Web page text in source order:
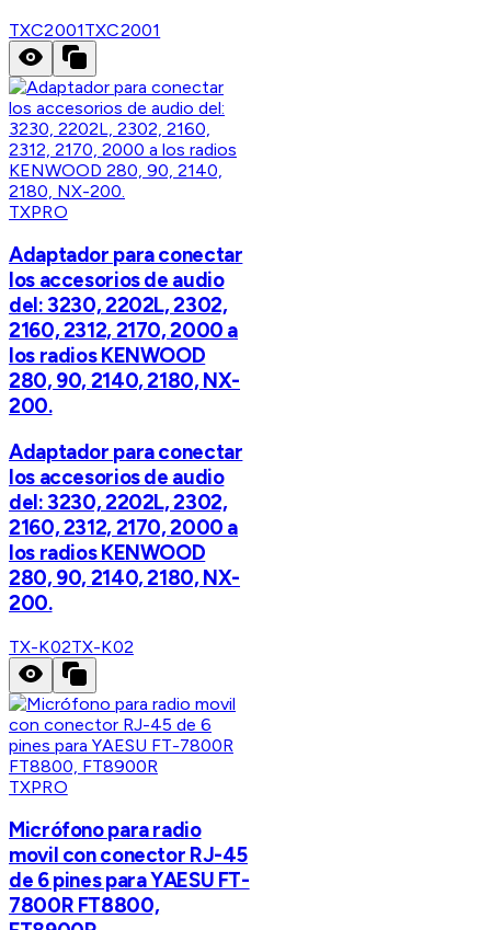
TXC2001TXC2001
TXPRO
Adaptador para conectar
los accesorios de audio
del: 3230, 2202L, 2302,
2160, 2312, 2170, 2000 a
los radios KENWOOD
280, 90, 2140, 2180, NX-
200.
Adaptador para conectar
los accesorios de audio
del: 3230, 2202L, 2302,
2160, 2312, 2170, 2000 a
los radios KENWOOD
280, 90, 2140, 2180, NX-
200.
TX-K02TX-K02
TXPRO
Micrófono para radio
movil con conector RJ-45
de 6 pines para YAESU FT-
7800R FT8800,